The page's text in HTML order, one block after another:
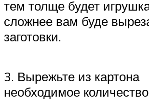
тем толще будет
сложнее вам буде
заготовки.
3. Вырежьте из картона
необходимое